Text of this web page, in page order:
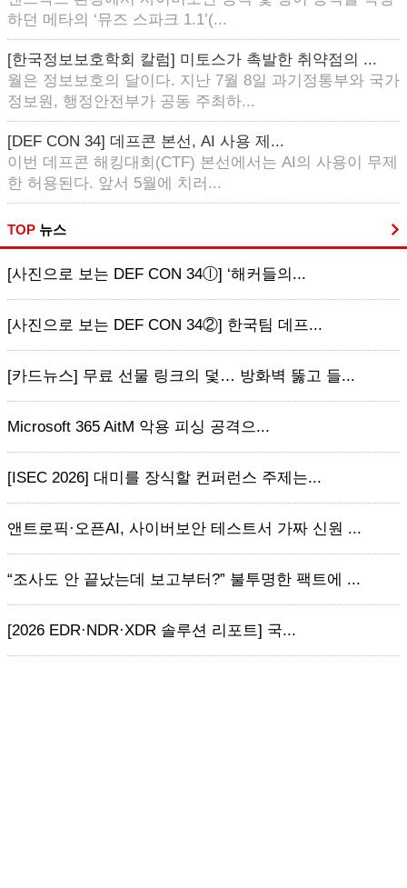
하던 메타의 ‘뮤즈 스파크 1.1’(...
[한국정보보호학회 칼럼] 미토스가 촉발한 취약점의 ...
월은 정보보호의 달이다. 지난 7월 8일 과기정통부와 국가
정보원, 행정안전부가 공동 주최하...
[DEF CON 34] 데프콘 본선, AI 사용 제...
이번 데프콘 해킹대회(CTF) 본선에서는 AI의 사용이 무제
한 허용된다. 앞서 5월에 치러...
TOP 뉴스
[사진으로 보는 DEF CON 34ⓛ] ‘해커들의...
[사진으로 보는 DEF CON 34②] 한국팀 데프...
[카드뉴스] 무료 선물 링크의 덫… 방화벽 뚫고 들...
Microsoft 365 AitM 악용 피싱 공격으...
[ISEC 2026] 대미를 장식할 컨퍼런스 주제는...
앤트로픽·오픈AI, 사이버보안 테스트서 가짜 신원 ...
“조사도 안 끝났는데 보고부터?” 불투명한 팩트에 ...
[2026 EDR·NDR·XDR 솔루션 리포트] 국...